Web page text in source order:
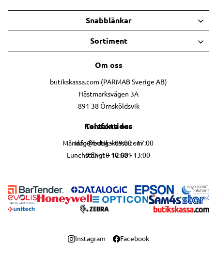
Om oss
butikskassa.com (PARMAB Sverige AB)
Hästmarksvägen 3A
891 38 Örnsköldsvik
Kontakta oss
info@butikskassa.com
010 - 10 10 681
Telefontider
Måndag-fredag – 09:00 - 17:00
Lunchstängt – 12:00 - 13:00
Snabblänkar
Sortiment
Instagram Facebook